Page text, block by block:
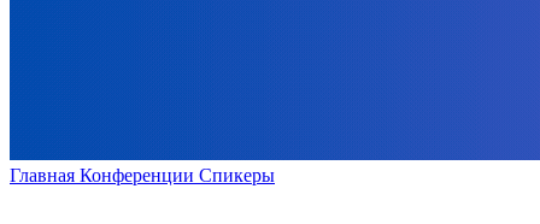
Главная Конференции Спикеры